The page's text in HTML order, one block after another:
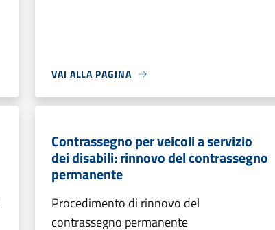
VAI ALLA PAGINA
Contrassegno per veicoli a servizio
dei disabili: rinnovo del contrassegno
permanente
Procedimento di rinnovo del
contrassegno permanente